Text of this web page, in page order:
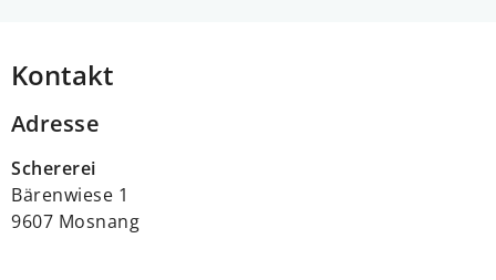
Kontakt
Adresse
Schererei
Bärenwiese 1
9607 Mosnang